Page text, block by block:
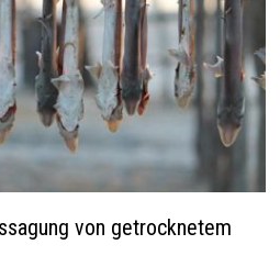
von getrocknetem